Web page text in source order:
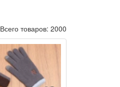
Всего товаров: 2000